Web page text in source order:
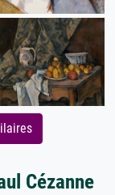
Cézanne